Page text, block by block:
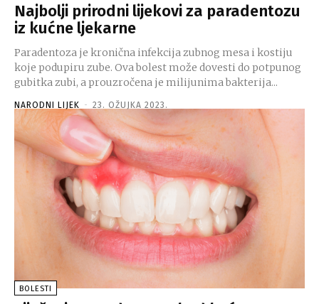
Najbolji prirodni lijekovi za paradentozu
iz kućne ljekarne
Paradentoza je kronična infekcija zubnog mesa i kostiju
koje podupiru zube. Ova bolest može dovesti do potpunog
gubitka zubi, a prouzročena je milijunima bakterija...
NARODNI LIJEK - 23. OŽUJKA 2023.
BOLESTI